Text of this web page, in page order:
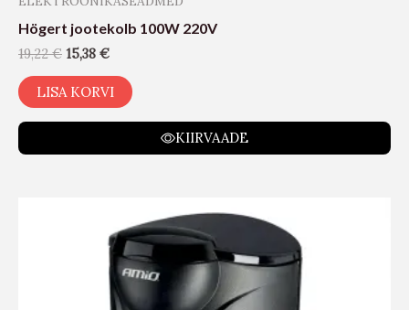
Högert jootekolb 100W 220V
19,22€ 15,38 €
LISA KORVI
KIIRVAADE